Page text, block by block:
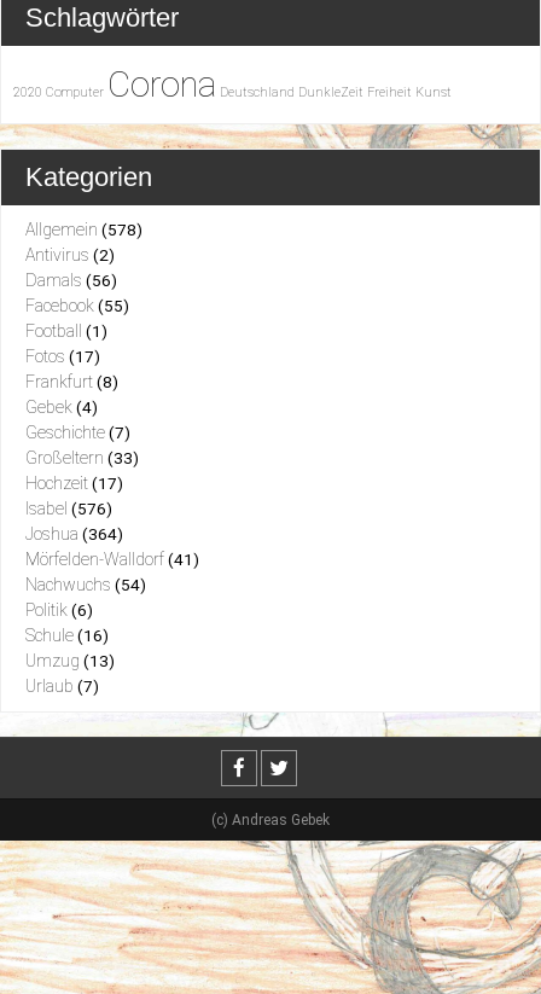
Schlagwörter
2020 Computer Corona Deutschland DunkleZeit Freiheit Kunst
Kategorien
Allgemein (578)
Antivirus (2)
Damals (56)
Facebook (55)
Football (1)
Fotos (17)
Frankfurt (8)
Gebek (4)
Geschichte (7)
Großeltern (33)
Hochzeit (17)
Isabel (576)
Joshua (364)
Mörfelden-Walldorf (41)
Nachwuchs (54)
Politik (6)
Schule (16)
Umzug (13)
Urlaub (7)
(c) Andreas Gebek